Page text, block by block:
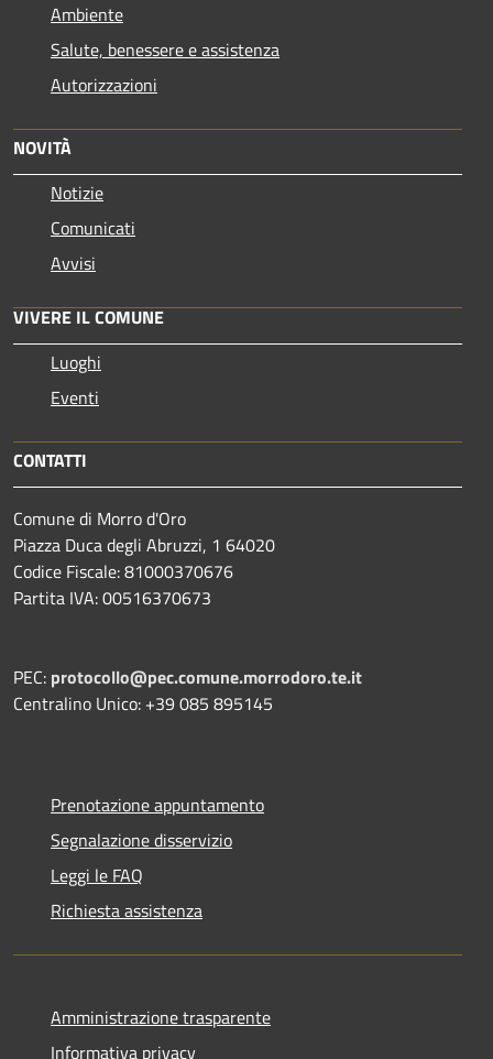
Ambiente
Salute, benessere e assistenza
Autorizzazioni
NOVITÀ
Notizie
Comunicati
Avvisi
VIVERE IL COMUNE
Luoghi
Eventi
CONTATTI
Comune di Morro d'Oro
Piazza Duca degli Abruzzi, 1 64020
Codice Fiscale: 81000370676
Partita IVA: 00516370673
PEC: protocollo@pec.comune.morrodoro.te.it
Centralino Unico: +39 085 895145
Prenotazione appuntamento
Segnalazione disservizio
Leggi le FAQ
Richiesta assistenza
Amministrazione trasparente
Informativa privacy